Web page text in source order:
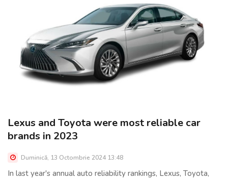
Lexus and Toyota were most reliable car
brands in 2023
Duminică, 13 Octombrie 2024 13:48
In last year's annual auto reliability rankings, Lexus, Toyota,